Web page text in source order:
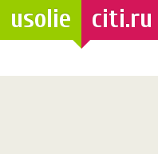
usolie citi.ru